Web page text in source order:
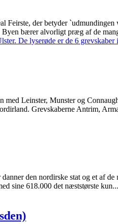
Feirste, der betyder
bærer alvorligt præg af de
med Leinster, Munster og
Grevskaberne Antrim,
danner den nordirske stat og et af
sine 618.000 det næststørste kun...